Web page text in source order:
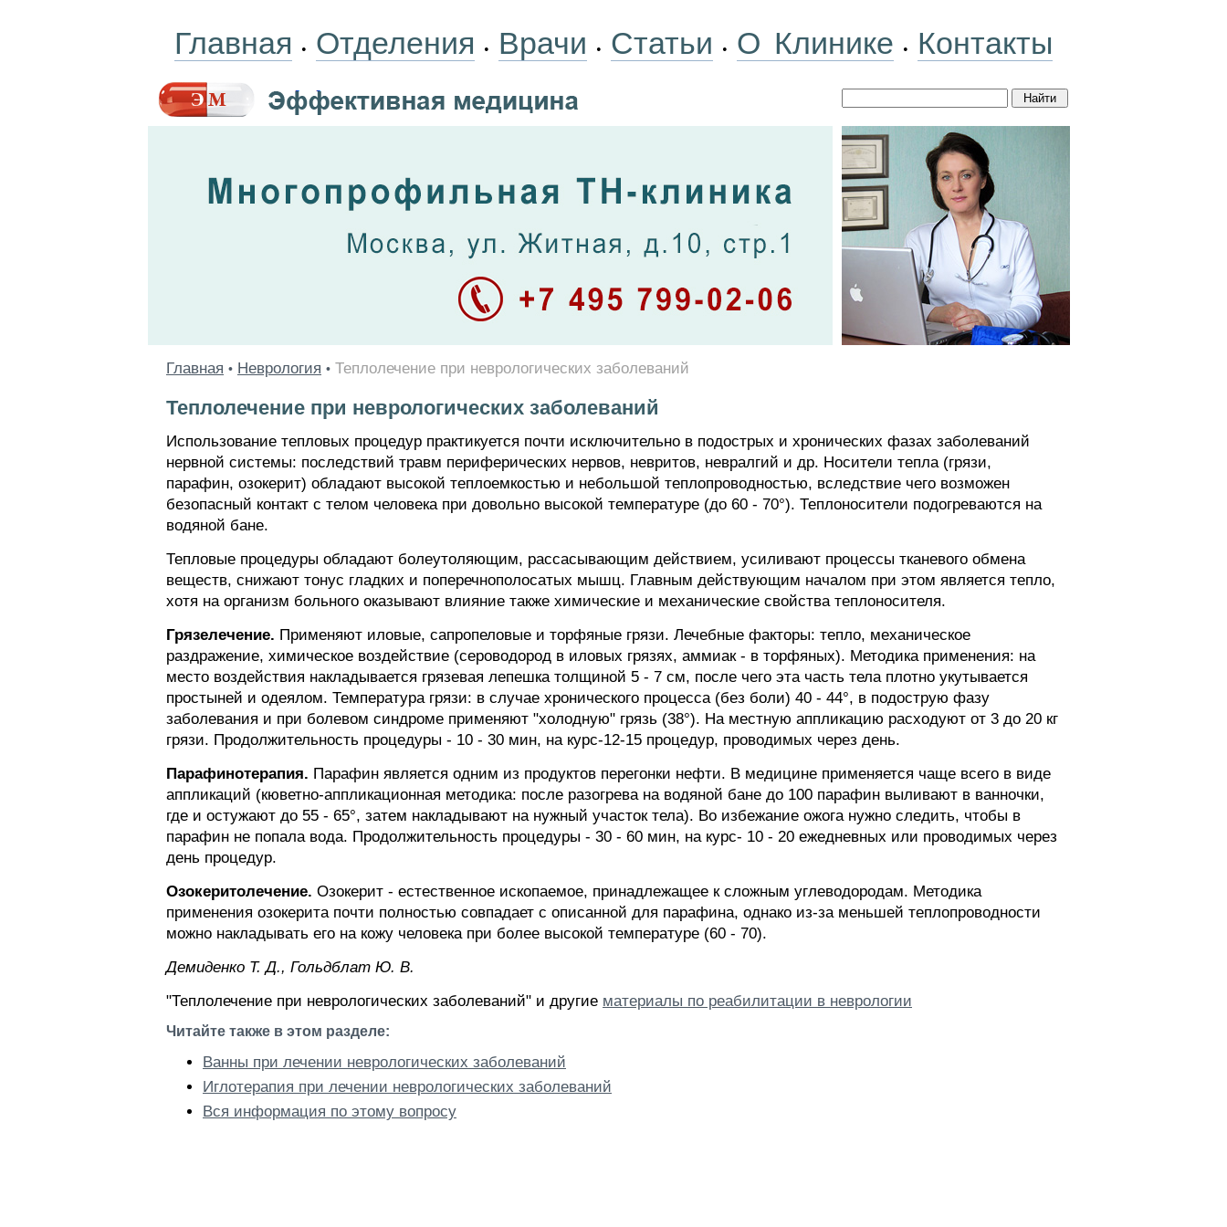
Главная • Отделения • Врачи • Статьи • О Клинике • Контакты
Главная • Неврология • Теплолечение при неврологических заболеваний
Теплолечение при неврологических заболеваний
Использование тепловых процедур практикуется почти исключительно в подострых и хронических фазах заболеваний
нервной системы: последствий травм периферических нервов, невритов, невралгий и др. Носители тепла (грязи,
парафин, озокерит) обладают высокой теплоемкостью и небольшой теплопроводностью, вследствие чего возможен
безопасный контакт с телом человека при довольно высокой температуре (до 60 - 70°). Теплоносители подогреваются на
водяной бане.
Тепловые процедуры обладают болеутоляющим, рассасывающим действием, усиливают процессы тканевого обмена
веществ, снижают тонус гладких и поперечнополосатых мышц. Главным действующим началом при этом является тепло,
хотя на организм больного оказывают влияние также химические и механические свойства теплоносителя.
Грязелечение. Применяют иловые, сапропеловые и торфяные грязи. Лечебные факторы: тепло, механическое
раздражение, химическое воздействие (сероводород в иловых грязях, аммиак - в торфяных). Методика применения: на
место воздействия накладывается грязевая лепешка толщиной 5 - 7 см, после чего эта часть тела плотно укутывается
простыней и одеялом. Температура грязи: в случае хронического процесса (без боли) 40 - 44°, в подострую фазу
заболевания и при болевом синдроме применяют "холодную" грязь (38°). На местную аппликацию расходуют от 3 до 20 кг
грязи. Продолжительность процедуры - 10 - 30 мин, на курс-12-15 процедур, проводимых через день.
Парафинотерапия. Парафин является одним из продуктов перегонки нефти. В медицине применяется чаще всего в виде
аппликаций (кюветно-аппликационная методика: после разогрева на водяной бане до 100 парафин выливают в ванночки,
где и остужают до 55 - 65°, затем накладывают на нужный участок тела). Во избежание ожога нужно следить, чтобы в
парафин не попала вода. Продолжительность процедуры - 30 - 60 мин, на курс- 10 - 20 ежедневных или проводимых через
день процедур.
Озокеритолечение. Озокерит - естественное ископаемое, принадлежащее к сложным углеводородам. Методика
применения озокерита почти полностью совпадает с описанной для парафина, однако из-за меньшей теплопроводности
можно накладывать его на кожу человека при более высокой температуре (60 - 70).
Демиденко Т. Д., Гольдблат Ю. В.
"Теплолечение при неврологических заболеваний" и другие материалы по реабилитации в неврологии
Читайте также в этом разделе:
Ванны при лечении неврологических заболеваний
Иглотерапия при лечении неврологических заболеваний
Вся информация по этому вопросу